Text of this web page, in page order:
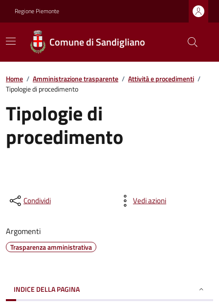
Regione Piemonte
Comune di Sandigliano
Home / Amministrazione trasparente / Attività e procedimenti /
Tipologie di procedimento
Tipologie di
procedimento
Condividi Vedi azioni
Argomenti
Trasparenza amministrativa
INDICE DELLA PAGINA